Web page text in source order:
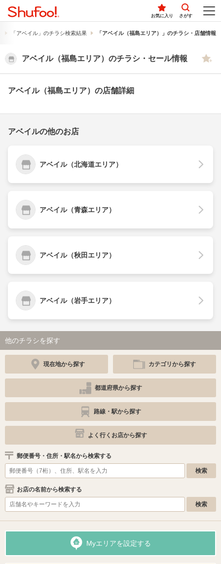
お気に入り さがす
「アベイル」のチラシ検索結果 「アベイル（福島エリア）」のチラシ・店舗情報
アベイル（福島エリア）のチラシ・セール情報
アベイル（福島エリア）の店舗詳細
アベイルの他のお店
アベイル（北海道エリア）
アベイル（青森エリア）
アベイル（秋田エリア）
アベイル（岩手エリア）
他のチラシを探す
現在地から探す カテゴリから探す
都道府県から探す
路線・駅から探す
よく行くお店から探す
郵便番号・住所・駅名から検索する
お店の名前から検索する
Myエリアを設定する